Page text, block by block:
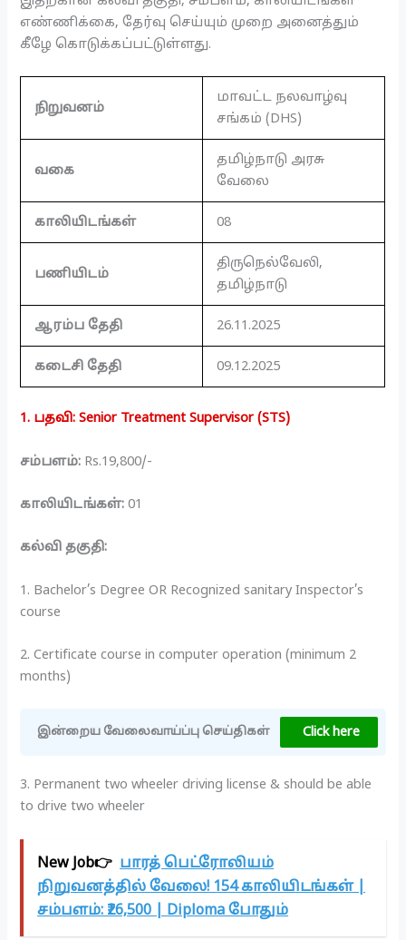
எண்ணிக்கை, தேர்வு செய்யும் முறை அனைத்தும்
கீழே கொடுக்கப்பட்டுள்ளது.
நிறுவனம்
மாவட்ட நலவாழ்வு
சங்கம் (DHS)
வகை
தமிழ்நாடு அரசு
வேலை
காலியிடங்கள் 08
பணியிடம்
திருநெல்வேலி,
தமிழ்நாடு
ஆரம்ப தேதி 26.11.2025
கடைசி தேதி 09.12.2025
1. பதவி: Senior Treatment Supervisor (STS)
சம்பளம்: Rs.19,800/-
காலியிடங்கள்: 01
கல்வி தகுதி:
1. Bachelor’s Degree OR Recognized sanitary Inspector’s
course
2. Certificate course in computer operation (minimum 2
months)
இன்றைய வேலைவாய்ப்பு செய்திகள் Click here
3. Permanent two wheeler driving license & should be able
to drive two wheeler
New Job👉 பாரத் பெட்ரோலியம்
நிறுவனத்தில் வேலை! 154 காலியிடங்கள் |
சம்பளம்: ₹26,500 | Diploma போதும்